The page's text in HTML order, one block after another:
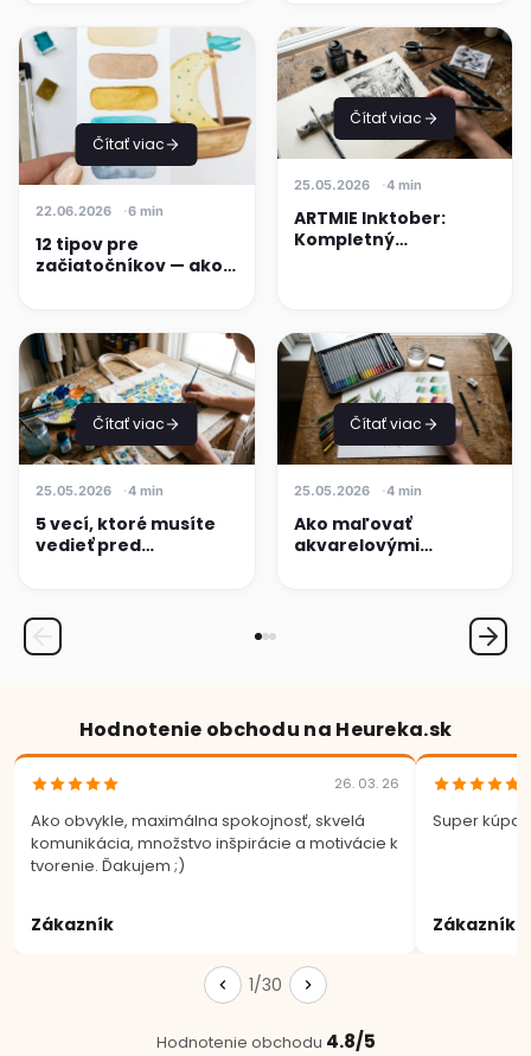
Čítať viac
22.06.2026 6 min
12 tipov pre
začiatočníkov — ako
Čítať viac
25.05.2026 4 min
ARTMIE Inktober:
Kompletný
Čítať viac
25.05.2026 4 min
5 vecí, ktoré musíte
vedieť pred
Čítať viac
25.05.2026 4 min
Ako maľovať
akvarelovými
Hodnotenie obchodu na Heureka.sk
26. 03. 26
Ako obvykle, maximálna spokojnosť, skvelá
komunikácia, množstvo inšpirácie a motivácie k
tvorenie. Ďakujem ;)
Zákazník
Super
Zákazník
1/30
Hodnotenie obchodu 4.8/5